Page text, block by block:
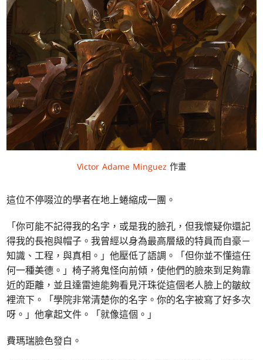
Victor Adame Minguez 作畫
這位不停啜泣的學者在地上蜷縮成一團。
「你可能不記得我的名字，或是我的臉孔，但我懷疑你還記
得我的長袍與帽子。我曾經以身為最高層級的特員而自豪－
知識、工程，與真相。」他壓低了語調。「但你並不懂這任
何一種美德。」椅子將鬼怪向前傾，使他們的臉來到足夠靠
近的距離，並且達雷迪能夠看見汗珠從這個老人臉上的皺紋
裡流下。「學院非常清楚你的名字。你的名字被寫了好多次
呀。」他拿起文件。「就像這個。」
費瑪瑞臉色發白。